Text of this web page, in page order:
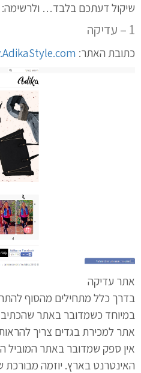
שיקול דעתכם בלבד… ולרשימה:
1 – עדיקה
כתובת האתר:
אתר עדיקה
בדרך כלל מתחילים מהסוף
במיוחד כשמדובר באתר
אתר למכירת בגדים צריך
אין ספק שמדובר באתר המוביל